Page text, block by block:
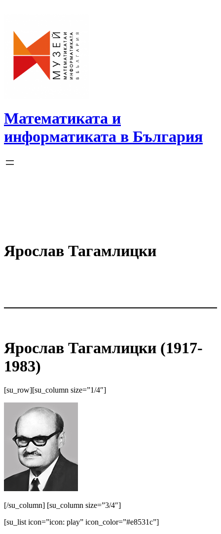
Математиката и
информатиката в България
Ярослав Тагамлицки
Ярослав Тагамлицки (1917-
1983)
[su_row][su_column size=”1/4″]
[/su_column] [su_column size=”3/4″]
[su_list icon=”icon: play” icon_color=”#e8531c”]